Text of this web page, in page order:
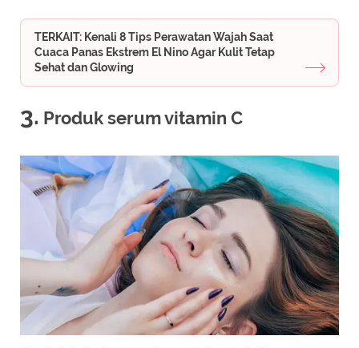
TERKAIT: Kenali 8 Tips Perawatan Wajah Saat
Cuaca Panas Ekstrem El Nino Agar Kulit Tetap
Sehat dan Glowing
3. Produk serum vitamin C